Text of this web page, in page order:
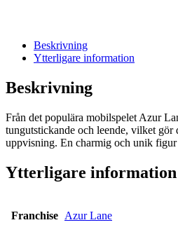
Beskrivning
Ytterligare information
Beskrivning
Från det populära mobilspelet Azur
tungutstickande och leende, vilket
uppvisning. En charmig och unik
Ytterligare information
Franchise Azur Lane